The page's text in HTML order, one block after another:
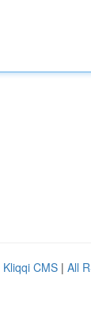
Kliqqi CMS | All